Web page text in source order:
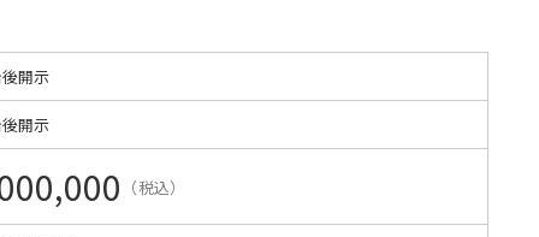
開示
開示
（税込）